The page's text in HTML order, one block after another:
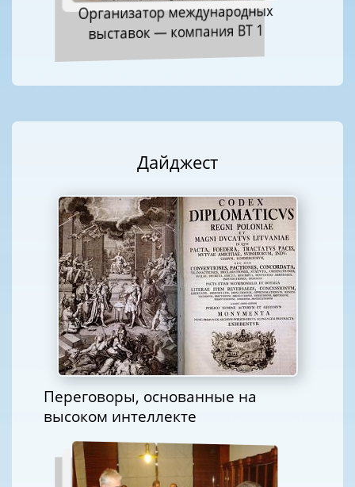
Организатор международных
выставок — компания ВТ 1
Дайджест
Переговоры, основанные на
высоком интеллекте